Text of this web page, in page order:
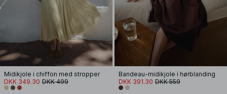
Midikjole i chiffon med stropper
DKK 349.30 DKK 499
Bandeau-midikjole i hørblanding
DKK 391.30 DKK 559